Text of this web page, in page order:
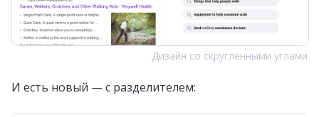
Дизайн со скруглёнными углами
И есть новый — с разделителем: